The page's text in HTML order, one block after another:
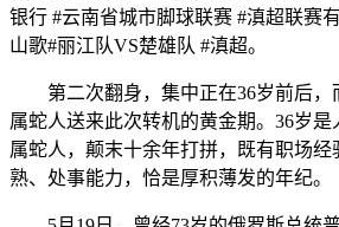
银行 #云南省城市脚球联赛 #滇超联赛
山歌#丽江队VS楚雄队 #滇超。
第二次翻身，集中正在36岁前后，
属蛇人送来此次转机的黄金期。36岁
属蛇人，颠末十余年打拼，既有职场
熟、处事能力，恰是厚积薄发的年纪。